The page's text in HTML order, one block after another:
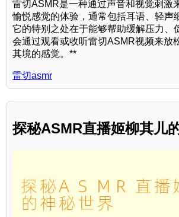
雷切ASMR是一种通过声音和视觉刺激
愉悦感觉的体验，通常包括耳语、轻声
它的特别之处在于能够帮助缓解压力、
会通过观看或收听雷切ASMR视频来放
其境的感觉。**
雷切asmr
探秘ASMR直播姬柳其儿